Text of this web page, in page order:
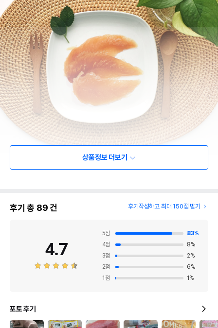
상품정보 더보기
후기 총 89건 후기작성하고 최대 150점 받기
4.7
5점 83%
4점 8%
3점 2%
2점 6%
1 점 1 %
포토 후기